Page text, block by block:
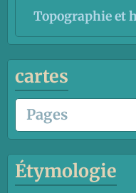
Topographie et
cartes
Étymologie